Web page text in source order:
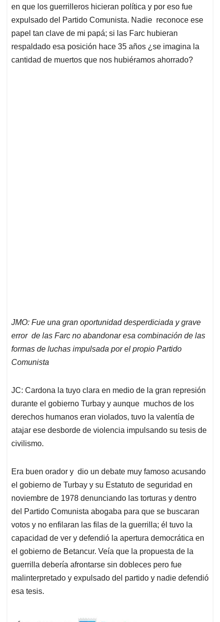
en que los guerrilleros hicieran política y por eso fue
expulsado del Partido Comunista. Nadie reconoce ese
papel tan clave de mi papá; si las Farc hubieran
respaldado esa posición hace 35 años ¿se imagina la
cantidad de muertos que nos hubiéramos ahorrado?
JMO: Fue una gran oportunidad desperdiciada y grave
error de las Farc no abandonar esa combinación de las
formas de luchas impulsada por el propio Partido
Comunista
JC: Cardona la tuyo clara en medio de la gran represión
durante el gobierno Turbay y aunque muchos de los
derechos humanos eran violados, tuvo la valentía de
atajar ese desborde de violencia impulsando su tesis de
civilismo.
Era buen orador y dio un debate muy famoso acusando
el gobierno de Turbay y su Estatuto de seguridad en
noviembre de 1978 denunciando las torturas y dentro
del Partido Comunista abogaba para que se buscaran
votos y no enfilaran las filas de la guerrilla; él tuvo la
capacidad de ver y defendió la apertura democrática en
el gobierno de Betancur. Veía que la propuesta de la
guerrilla debería afrontarse sin dobleces pero fue
malinterpretado y expulsado del partido y nadie defendió
esa tesis.